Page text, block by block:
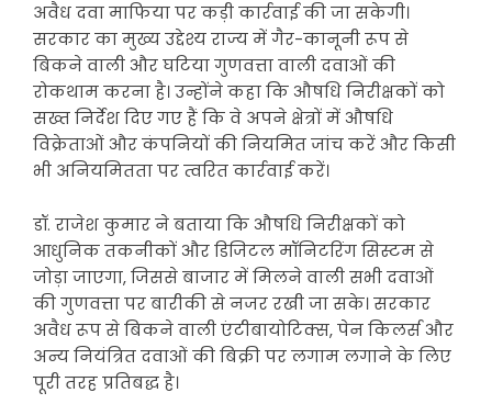
अवैध दवा माफिया पर कड़ी कार्रवाई की जा सकेगी।
सरकार का मुख्य उद्देश्य राज्य में गैर-कानूनी रूप से
बिकने वाली और घटिया गुणवत्ता वाली दवाओं की
रोकथाम करना है। उन्होंने कहा कि औषधि निरीक्षकों को
सख्त निर्देश दिए गए हैं कि वे अपने क्षेत्रों में औषधि
विक्रेताओं और कंपनियों की नियमित जांच करें और किसी
भी अनियमितता पर त्वरित कार्रवाई करें।
डॉ. राजेश कुमार ने बताया कि औषधि निरीक्षकों को
आधुनिक तकनीकों और डिजिटल मॉनिटरिंग सिस्टम से
जोड़ा जाएगा, जिससे बाजार में मिलने वाली सभी दवाओं
की गुणवत्ता पर बारीकी से नजर रखी जा सके। सरकार
अवैध रूप से बिकने वाली एंटीबायोटिक्स, पेन किलर्स और
अन्य नियंत्रित दवाओं की बिक्री पर लगाम लगाने के लिए
पूरी तरह प्रतिबद्ध है।